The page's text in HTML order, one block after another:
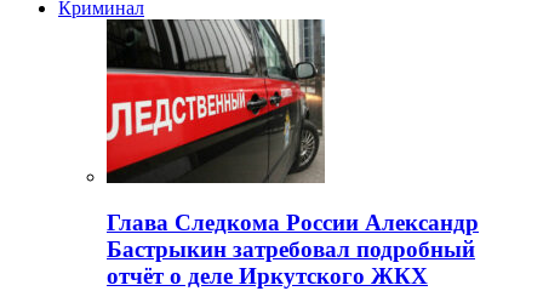
Криминал
Глава Следкома России Александр
Бастрыкин затребовал подробный
отчёт о деле Иркутского ЖКХ